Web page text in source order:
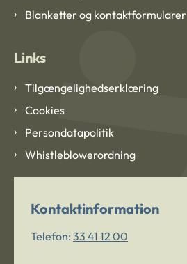
Blanketter og kontaktformularer
Links
Tilgængelighedserklæring
Cookies
Persondatapolitik
Whistleblowerordning
Kontaktinformation
Telefon: 33 41 12 00